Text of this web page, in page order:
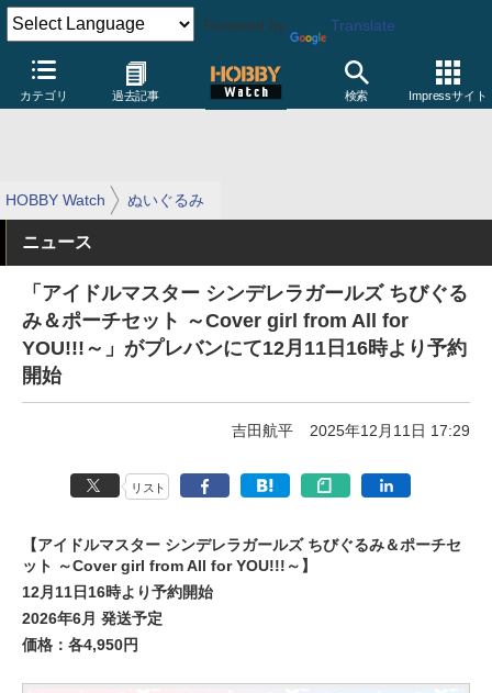
Powered by Translate
カテゴリ 過去記事 検索 Impressサイト
HOBBY Watch ぬいぐるみ
ニュース
「アイドルマスター シンデレラガールズ ちびぐる
み＆ポーチセット ～Cover girl from All for
YOU!!!～」がプレバンにて12月11日16時より予約
開始
吉田航平 2025年12月11日 17:29
リスト
【アイドルマスター シンデレラガールズ ちびぐるみ＆ポーチセ
ット ～Cover girl from All for YOU!!!～】
12月11日16時より予約開始
2026年6月 発送予定
価格：各4,950円